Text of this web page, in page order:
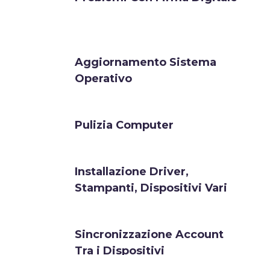
Aggiornamento Sistema
Operativo
Pulizia Computer
Installazione Driver,
Stampanti, Dispositivi Vari
Sincronizzazione Account
Tra i Dispositivi